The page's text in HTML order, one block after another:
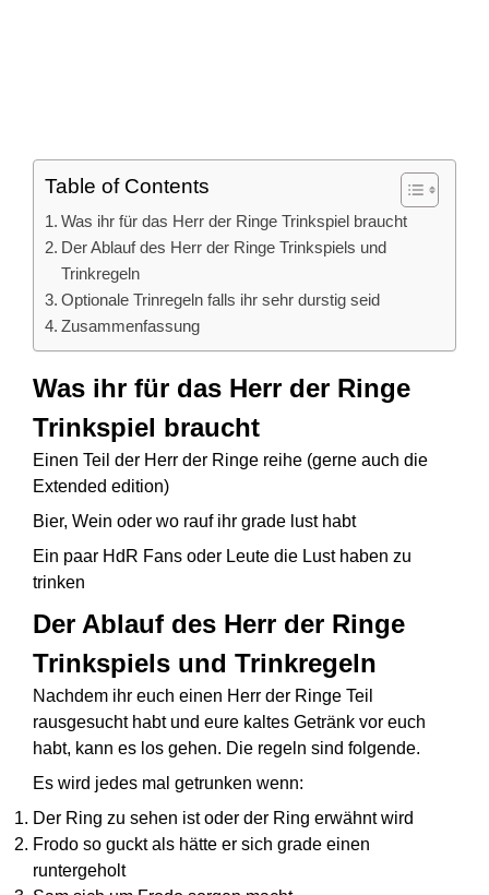
Table of Contents
Was ihr für das Herr der Ringe Trinkspiel braucht
Der Ablauf des Herr der Ringe Trinkspiels und
Trinkregeln
Optionale Trinregeln falls ihr sehr durstig seid
Zusammenfassung
Was ihr für das Herr der Ringe
Trinkspiel braucht
Einen Teil der Herr der Ringe reihe (gerne auch die
Extended edition)
Bier, Wein oder wo rauf ihr grade lust habt
Ein paar HdR Fans oder Leute die Lust haben zu
trinken
Der Ablauf des Herr der Ringe
Trinkspiels und Trinkregeln
Nachdem ihr euch einen Herr der Ringe Teil
rausgesucht habt und eure kaltes Getränk vor euch
habt, kann es los gehen. Die regeln sind folgende.
Es wird jedes mal getrunken wenn:
Der Ring zu sehen ist oder der Ring erwähnt wird
Frodo so guckt als hätte er sich grade einen
runtergeholt